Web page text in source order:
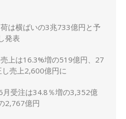
は横ばいの3兆733億円と予
発表
上は16.3%増の519億円、27
売上2,600億円に
受注は34.8％増の3,352億
2,767億円